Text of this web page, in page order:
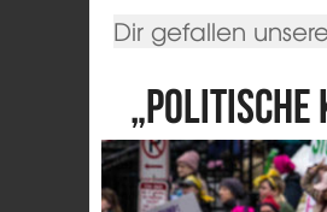
Dir gefallen
„Politische